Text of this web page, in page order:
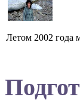
Летом 2002 года